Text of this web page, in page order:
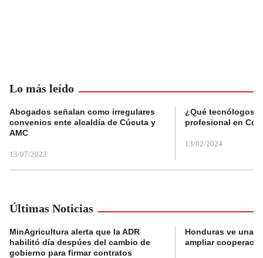
Lo más leído
Abogados señalan como irregulares
convenios ente alcaldía de Cúcuta y
AMC
13/07/2023
¿Qué tecnólogos
profesional en
13/02/2024
Últimas Noticias
MinAgricultura alerta que la ADR
habilitó día despúes del cambio de
gobierno para firmar contratos
Honduras ve una
ampliar